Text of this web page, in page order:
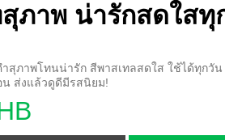
ภาพ น่ารักสดใสทุ
ำสุภาพโทนน่ารัก สีพาสเทลสดใส ใช้ได้ทุกวั
น ส่งแล้วดูดีมีรสนิยม!